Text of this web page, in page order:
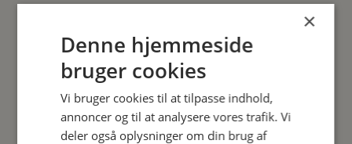
×
Denne hjemmeside
bruger cookies
Vi bruger cookies til at tilpasse indhold,
annoncer og til at analysere vores trafik. Vi
deler også oplysninger om din brug af